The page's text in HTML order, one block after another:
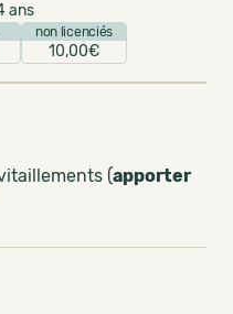
ans
non licenciés
10,00€
(apporter